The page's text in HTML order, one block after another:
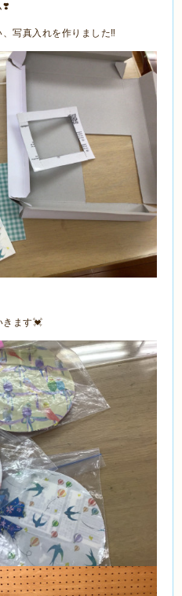
❣️
写真入れを作りました‼️
きます💓